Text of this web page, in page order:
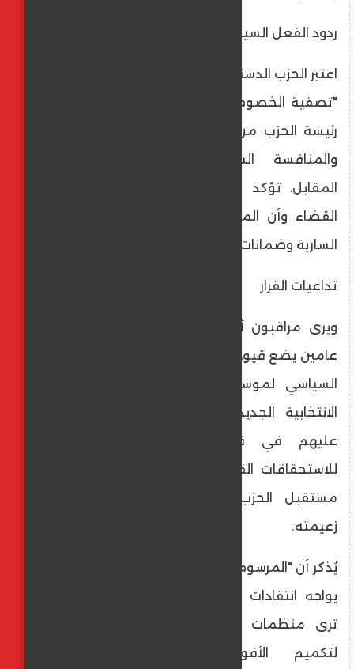
​ردود الفعل السياسية والحقوقية
​اعتبر الحزب الدستوري الحر أن الحكم يندرج ضمن
"تصفية الخصوم السياسيين" ومحاولة لإقصاء
رئيسة الحزب من المشاركة في الحياة العامة
والمنافسة السياسية المستقبيلة. وفي
المقابل، تؤكد السلطات التونسية استقلالية
القضاء وأن المحاكمات تجري وفقاً للقوانين
السارية وضمانات المحاكمة العادلة.
​تداعيات القرار
​ويرى مراقبون أن تأييد الحكم بالسجن لمدة
عامين يضع قيوداً قانونية جسيمة على النشاط
السياسي لموسي، خاصة في ظل القوانين
الانتخابية الجديدة التي قد تمنع المحكوم
عليهم في قضايا معينة من الترشح
للاستحقاقات القادمة، مما يثير تساؤلات حول
مستقبل الحزب الدستوري الحر في غياب
زعيمته.
يواجه انتقادات دولية ومحلية مستمرة، حيث
ترى منظمات حقوقية أنه يُستخدم "كأداة
لتكميم الأفواه" وملاحقة الصحفيين